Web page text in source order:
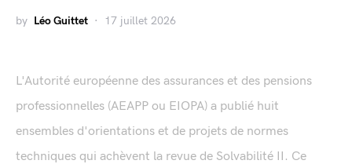
by Léo Guittet 17 juillet 2026
L'Autorité européenne des assurances et des pensions
professionnelles (AEAPP ou EIOPA) a publié huit
ensembles d'orientations et de projets de normes
techniques qui achèvent la revue de Solvabilité II. Ce